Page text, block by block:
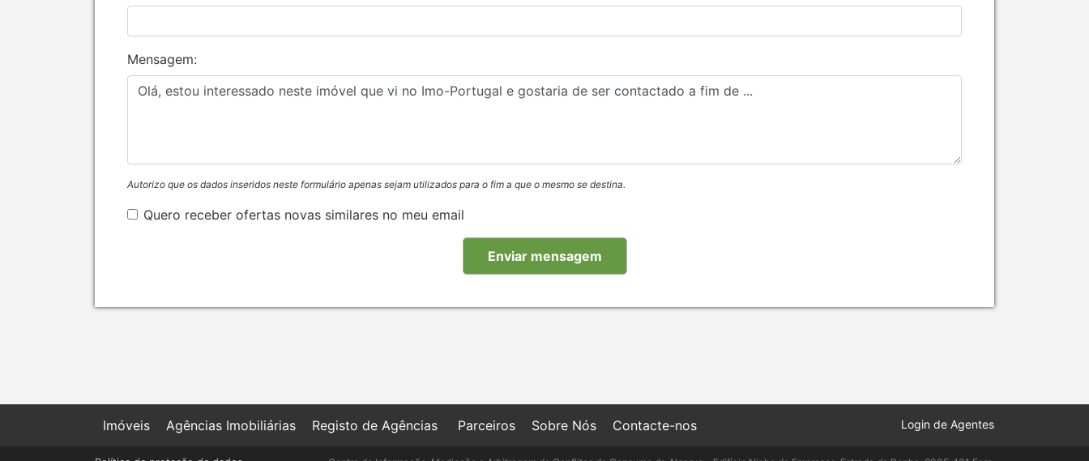
Mensagem:
Autorizo que os dados inseridos neste formulário apenas sejam utilizados para o fim a que o mesmo se destina.
Quero receber ofertas novas similares no meu email
Imóveis Agências Imobiliárias Registo de Agências Parceiros Sobre Nós Contacte-nos Login de Agentes